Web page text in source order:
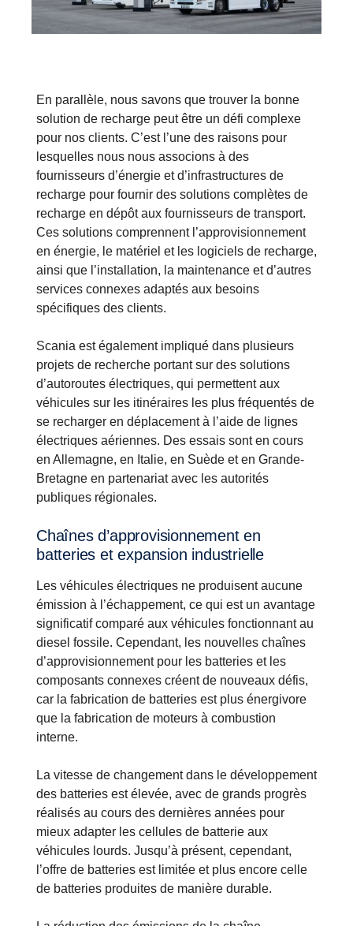
En parallèle, nous savons que trouver la bonne
solution de recharge peut être un défi complexe
pour nos clients. C’est l’une des raisons pour
lesquelles nous nous associons à des
fournisseurs d’énergie et d’infrastructures de
recharge pour fournir des solutions complètes de
recharge en dépôt aux fournisseurs de transport.
Ces solutions comprennent l’approvisionnement
en énergie, le matériel et les logiciels de recharge,
ainsi que l’installation, la maintenance et d’autres
services connexes adaptés aux besoins
spécifiques des clients.
Scania est également impliqué dans plusieurs
projets de recherche portant sur des solutions
d’autoroutes électriques, qui permettent aux
véhicules sur les itinéraires les plus fréquentés de
se recharger en déplacement à l’aide de lignes
électriques aériennes. Des essais sont en cours
en Allemagne, en Italie, en Suède et en Grande-
Bretagne en partenariat avec les autorités
publiques régionales.
Chaînes d’approvisionnement en
batteries et expansion industrielle
Les véhicules électriques ne produisent aucune
émission à l’échappement, ce qui est un avantage
significatif comparé aux véhicules fonctionnant au
diesel fossile. Cependant, les nouvelles chaînes
d’approvisionnement pour les batteries et les
composants connexes créent de nouveaux défis,
car la fabrication de batteries est plus énergivore
que la fabrication de moteurs à combustion
interne.
La vitesse de changement dans le développement
des batteries est élevée, avec de grands progrès
réalisés au cours des dernières années pour
mieux adapter les cellules de batterie aux
véhicules lourds. Jusqu’à présent, cependant,
l’offre de batteries est limitée et plus encore celle
de batteries produites de manière durable.